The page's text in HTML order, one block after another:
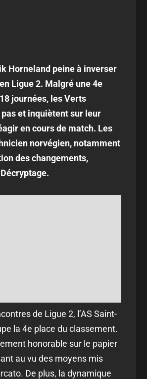
Horneland peine à inverser
Ligue 2. Malgré une 4e
journées, les Verts
et inquiètent sur leur
en cours de match. Les
norvégien, notamment
des changements,
de Ligue 2, l’AS Saint-
la 4e place du classement.
honorable sur le papier
au vu des moyens mis
De plus, la dynamique